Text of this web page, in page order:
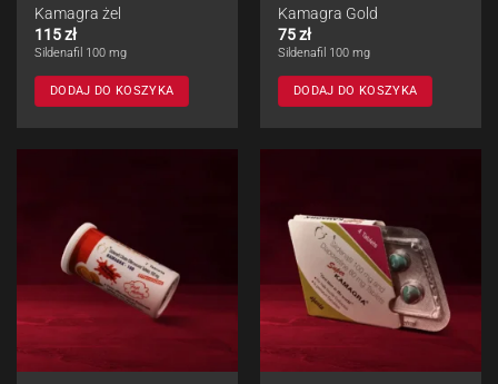
Kamagra żel
115zł
Sildenafil 100 mg
DODAJ DO KOSZYKA
Kamagra Gold
75zł
Sildenafil 100 mg
DODAJ DO KOSZYKA